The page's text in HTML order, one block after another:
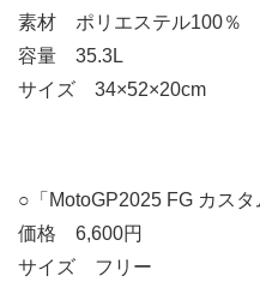
素材 ポリエステル100％
容量 35.3L
サイズ 34×52×20cm
○「MotoGP2025 FG カスタ
価格 6,600円
サイズ フリー